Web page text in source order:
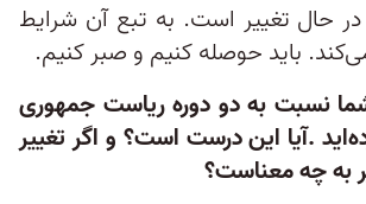
حال تغییر است. به تبع آن شرایط
باید حوصله کنیم و صبر کنیم.
نسبت به دو دوره ریاست جمهوری
.آیا این درست است؟ و اگر تغییر
به چه معناست؟